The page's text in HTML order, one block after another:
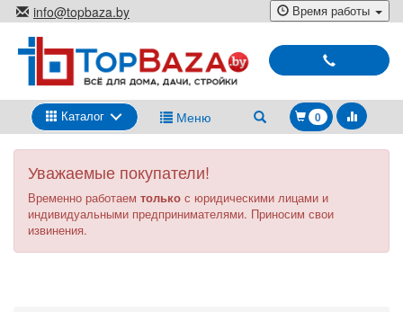
Перейти
к
основному
содержанию
Время работы
info@topbaza.by
г.Минск, ул. Радиальная, 40,
каб. 707-5
Выбирай
ипокупай
Каталог Меню 0
Уважаемые покупатели!
Временно работаем только с юридическими лицами и
индивидуальными предпринимателями. Приносим свои
извинения.